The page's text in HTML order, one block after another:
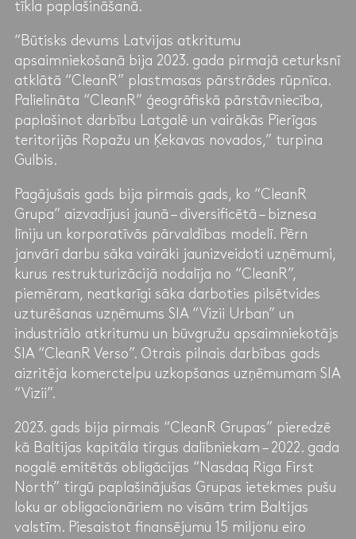
tīkla paplašināšanā.
“Būtisks devums Latvijas atkritumu
apsaimniekošanā bija 2023. gada pirmajā ceturksnī
atklātā “CleanR” plastmasas pārstrādes rūpnīca.
Palielināta “CleanR” ģeogrāfiskā pārstāvniecība,
paplašinot darbību Latgalē un vairākās Pierīgas
teritorijās Ropažu un Ķekavas novados,” turpina
Gulbis.
Pagājušais gads bija pirmais gads, ko “CleanR
Grupa” aizvadījusi jaunā – diversificētā – biznesa
līniju un korporatīvās pārvaldības modelī. Pērn
janvārī darbu sāka vairāki jaunizveidoti uzņēmumi,
kurus restrukturizācijā nodalīja no “CleanR”,
piemēram, neatkarīgi sāka darboties pilsētvides
uzturēšanas uzņēmums SIA “Vizii Urban” un
industriālo atkritumu un būvgružu apsaimniekotājs
SIA “CleanR Verso”. Otrais pilnais darbības gads
aizritēja komerctelpu uzkopšanas uzņēmumam SIA
“Vizii”.
2023. gads bija pirmais “CleanR Grupas” pieredzē
kā Baltijas kapitāla tirgus dalībniekam – 2022. gada
nogalē emitētās obligācijas “Nasdaq Riga First
North” tirgū paplašinājušas Grupas ietekmes pušu
loku ar obligacionāriem no visām trim Baltijas
valstīm. Piesaistot finansējumu 15 miljonu eiro